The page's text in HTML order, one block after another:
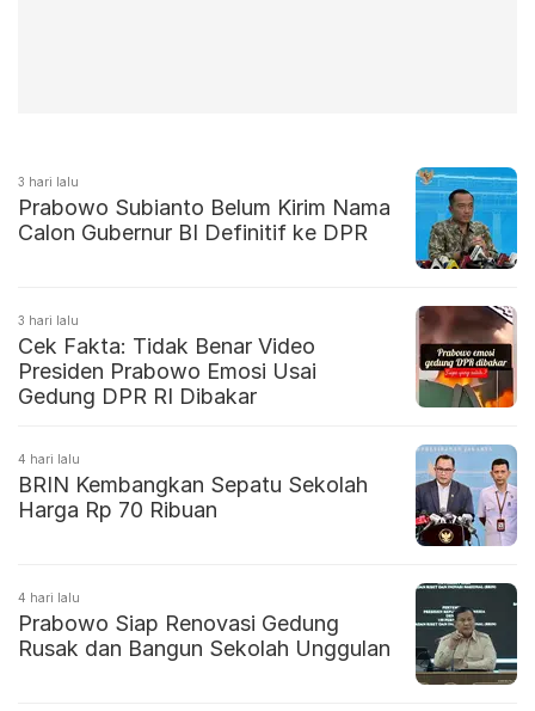
3 hari lalu
Prabowo Subianto Belum Kirim Nama
Calon Gubernur BI Definitif ke DPR
3 hari lalu
Cek Fakta: Tidak Benar Video
Presiden Prabowo Emosi Usai
Gedung DPR RI Dibakar
4 hari lalu
BRIN Kembangkan Sepatu Sekolah
Harga Rp 70 Ribuan
4 hari lalu
Prabowo Siap Renovasi Gedung
Rusak dan Bangun Sekolah Unggulan